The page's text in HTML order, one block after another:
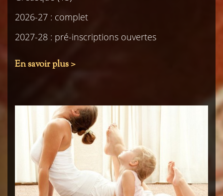
2026-27 : complet
2027-28 : pré-inscriptions ouvertes
En savoir plus >